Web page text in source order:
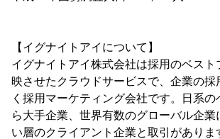
【イグナイトアイについて】
イグナイトアイ株式会社は採用のベスト
映させたクラウドサービスで、企業の採
く採用マーケティング会社です。日系
ら大手企業、世界有数のグローバル企
い層のクライアント企業と取引がありま